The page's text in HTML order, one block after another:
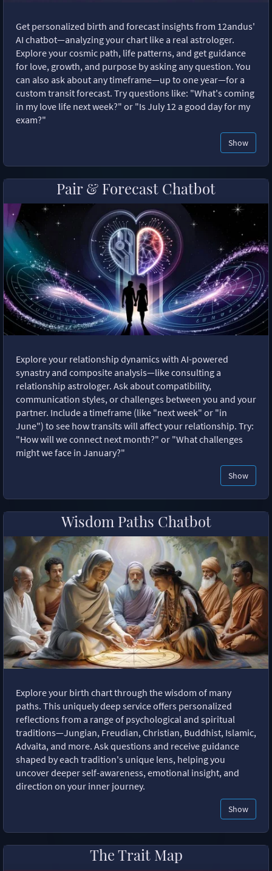
Get personalized birth and forecast insights from 12andus'
AI chatbot—analyzing your chart like a real astrologer.
Explore your cosmic path, life patterns, and get guidance
for love, growth, and purpose by asking any question. You
can also ask about any timeframe—up to one year—for a
custom transit forecast. Try questions like: "What's coming
in my love life next week?" or "Is July 12 a good day for my
exam?"
Show
Pair & Forecast Chatbot
Explore your relationship dynamics with AI-powered
synastry and composite analysis—like consulting a
relationship astrologer. Ask about compatibility,
communication styles, or challenges between you and your
partner. Include a timeframe (like "next week" or "in
June") to see how transits will affect your relationship. Try:
"How will we connect next month?" or "What challenges
might we face in January?"
Show
Wisdom Paths Chatbot
Explore your birth chart through the wisdom of many
paths. This uniquely deep service offers personalized
reflections from a range of psychological and spiritual
traditions—Jungian, Freudian, Christian, Buddhist, Islamic,
Advaita, and more. Ask questions and receive guidance
shaped by each tradition's unique lens, helping you
uncover deeper self-awareness, emotional insight, and
direction on your inner journey.
Show
The Trait Map